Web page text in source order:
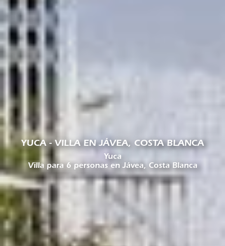
YUCA - VILLA EN JÁVEA, COSTA BLANCA
Yuca
Villa para 6 personas en Jávea, Costa Blanca